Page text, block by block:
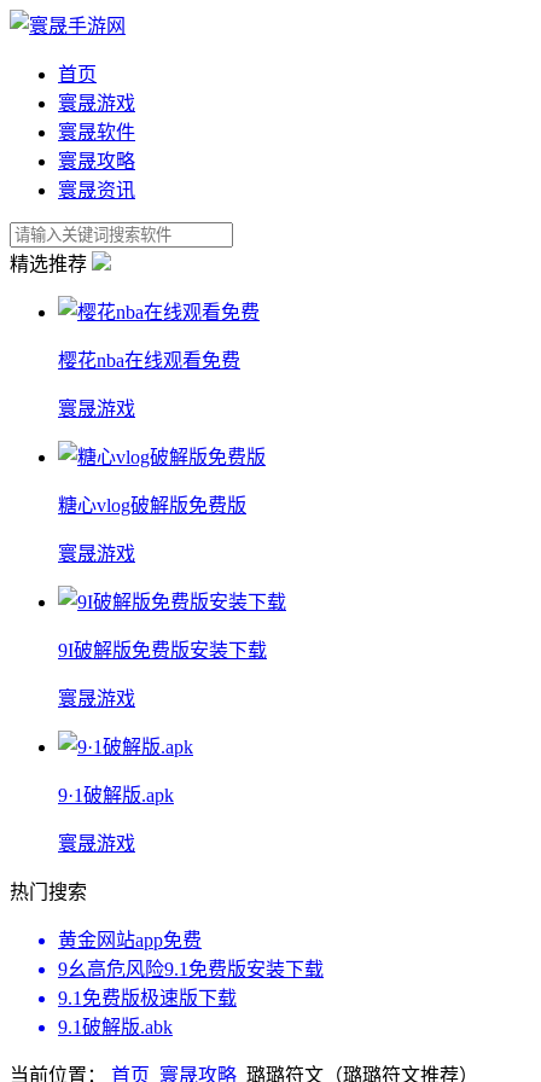
首页
寰晟游戏
寰晟软件
寰晟攻略
寰晟资讯
精选推荐
樱花nba在线观看免费
寰晟游戏
糖心vlog破解版免费版
寰晟游戏
9I破解版免费版安装下载
寰晟游戏
9·1破解版.apk
寰晟游戏
热门搜索
黄金网站app免费
9幺高危风险9.1免费版安装下载
9.1免费版极速版下载
9.1破解版.abk
当前位置： 首页 寰晟攻略 璐璐符文（璐璐符文推荐）